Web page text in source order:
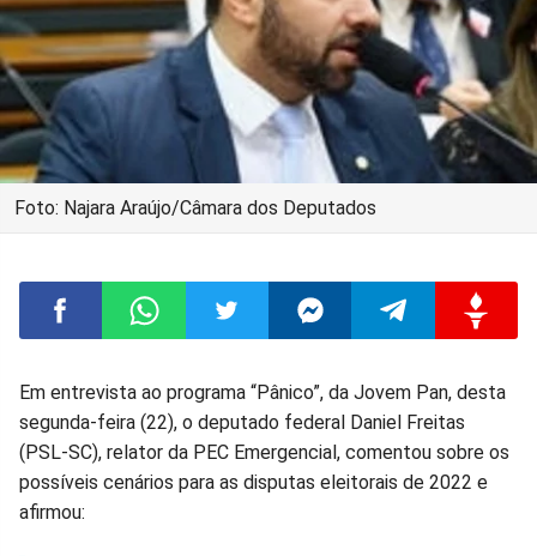
Foto: Najara Araújo/Câmara dos Deputados
Compartilhar
no
Facebook
Compartilhar
no
Compartilhar
no
Compartilhar
no
Compartilhar
no
no
Em entrevista ao programa “Pânico”, da Jovem Pan, desta
segunda-feira (22), o deputado federal Daniel Freitas
(PSL-SC), relator da PEC Emergencial, comentou sobre os
possíveis cenários para as disputas eleitorais de 2022 e
afirmou: